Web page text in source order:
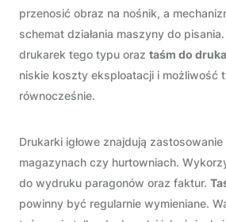
przenosić obraz na nośnik, a
schemat działania maszyny do
drukarek tego typu oraz taśm do
niskie koszty eksploatacji i możliwość
równocześnie.
Drukarki igłowe znajdują
magazynach czy hurtowniach.
do wydruku paragonów oraz faktur.
powinny być regularnie wymieniane.